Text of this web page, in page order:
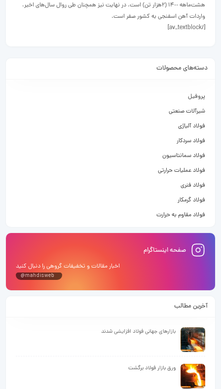
هشت‌ماهه ١۴٠٠ (۲هزار تن) است. در نهایت نیز همچنان طی روال سال‌های اخیر،
واردات آهن اسفنجی به کشور صفر است.
[/av_textblock]
دسته‌های محصولات
پروفیل
شیرآلات صنعتی
فولاد آلیاژی
فولاد سردکار
فولاد سمانتاسیون
فولاد عملیات حرارتی
فولاد فنری
فولاد گرمکار
فولاد مقاوم به حرارت
صفحه اینستاگرام
اخبار مقالات و تخفیفات گروهی را دنبال کنید
@mahdisweb
آخرین مطالب
بازارهای جهانی فولاد افزایشی شدند
ورق بازار فولاد برگشت